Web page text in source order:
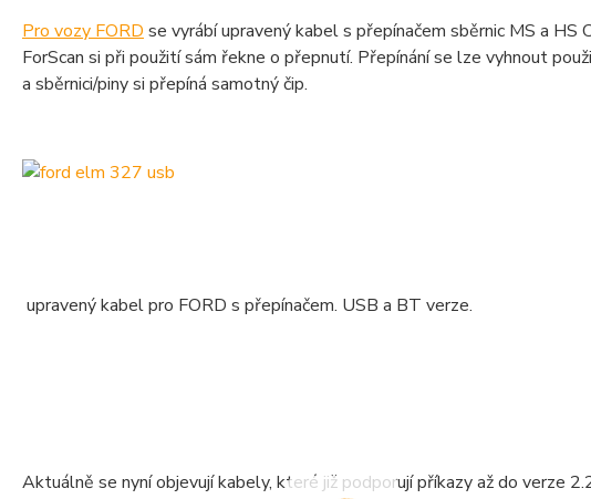
Pro vozy FORD se vyrábí upravený kabel s přepínačem sběrnic MS a
ForScan si při použití sám řekne o přepnutí. Přepínání se lze vyhnout
a sběrnici/piny si přepíná samotný čip.
upravený kabel pro FORD s přepínačem. USB a BT verze.
Aktuálně se nyní objevují kabely, které již podporují příkazy až do verze